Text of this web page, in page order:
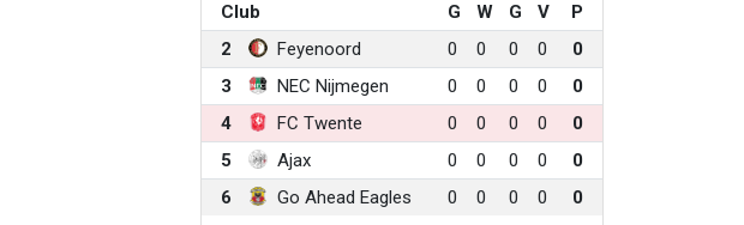
Club G W G V
P
2
Feyenoord 0 0 0 0
0
3
NEC Nijmegen 0 0 0 0
0
4
FC Twente 0 0 0 0
0
5
Ajax 0 0 0 0
0
6
Go Ahead Eagles 0 0 0 0 0